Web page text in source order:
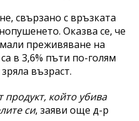
свързано с връзката
Оказва се, че
преживяване на
в 3,6% пъти по-голям
възраст.
продукт, който убива
си, заяви още д-р